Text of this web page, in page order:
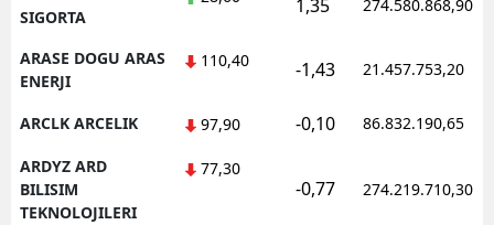
SIGORTA
1,35 274.580.868,90
ARASE DOGU ARAS
ENERJI
110,40 -1,43 21.457.753,20
ARCLK ARCELIK 97,90 -0,10 86.832.190,65
ARDYZ ARD
BILISIM
TEKNOLOJILERI
77,30
-0,77 274.219.710,30